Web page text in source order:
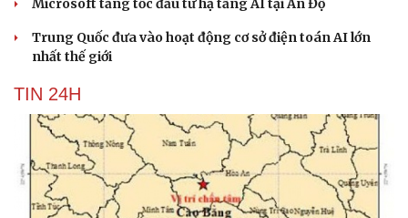
Microsoft tăng tốc đầu tư hạ tầng AI tại Ấn Độ
Trung Quốc đưa vào hoạt động cơ sở điện toán AI lớn
nhất thế giới
TIN 24H